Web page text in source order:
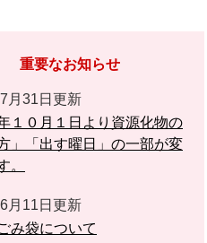
重要なお知らせ
月31日更新
１０月１日より資源化物の
」「出す曜日」の一部が変
。
月11日更新
み袋について